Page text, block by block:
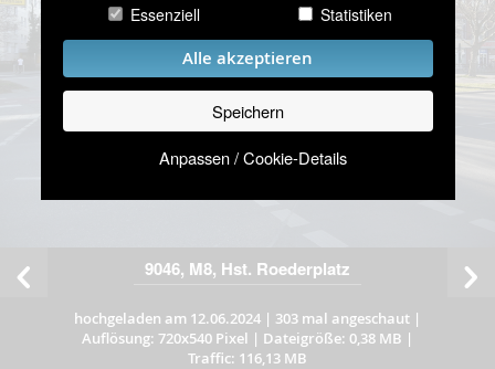
Essenziell
Statistiken
Alle akzeptieren
Speichern
Anpassen / Cookie-Details
9046, M8, Hst. Roederplatz
hochgeladen am 12.06.2024 | 303 mal angeschaut |
Auflösung: 720x540 Pixel | Dateigröße: 0,38 MB |
Traffic: 116,13 MB